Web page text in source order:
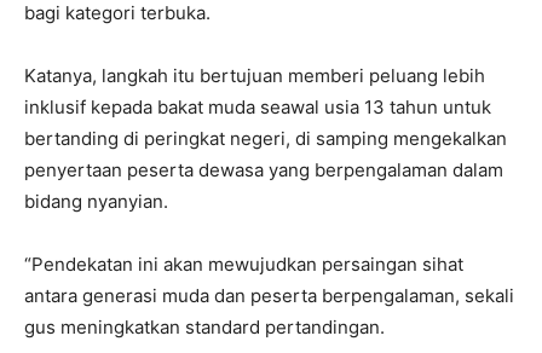
bagi kategori terbuka.
Katanya, langkah itu bertujuan memberi peluang lebih
inklusif kepada bakat muda seawal usia 13 tahun untuk
bertanding di peringkat negeri, di samping mengekalkan
penyertaan peserta dewasa yang berpengalaman dalam
bidang nyanyian.
“Pendekatan ini akan mewujudkan persaingan sihat
antara generasi muda dan peserta berpengalaman, sekali
gus meningkatkan standard pertandingan.